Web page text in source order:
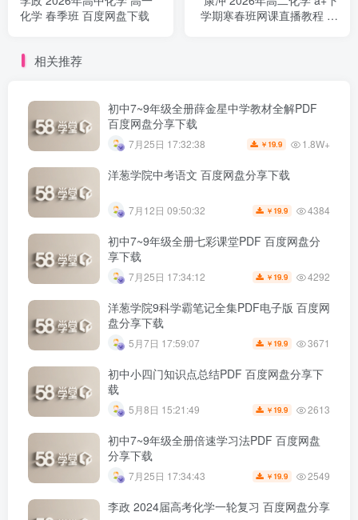
化学 春季班 百度网盘下载
学期寒春班网课直播教程 百
相关推荐
初中7~9年级全册薛金星中学教材全解PDF
百度网盘分享下载
7月25日 17:32:38 ￥ 19.9 1.8W+
洋葱学院中考语文 百度网盘分享下载
7月12日 09:50:32 ￥ 19.9 4384
初中7~9年级全册七彩课堂PDF 百度网盘分
享下载
7月25日 17:34:12 ￥ 19.9 4292
洋葱学院9科学霸笔记全集PDF电子版 百度网
盘分享下载
5月7日 17:59:07 ￥ 19.9 3671
初中小四门知识点总结PDF 百度网盘分享下
载
5月8日 15:21:49 ￥ 19.9 2613
初中7~9年级全册倍速学习法PDF 百度网盘
分享下载
7月25日 17:34:43 ￥ 19.9 2549
李政 2024届高考化学一轮复习 百度网盘分享